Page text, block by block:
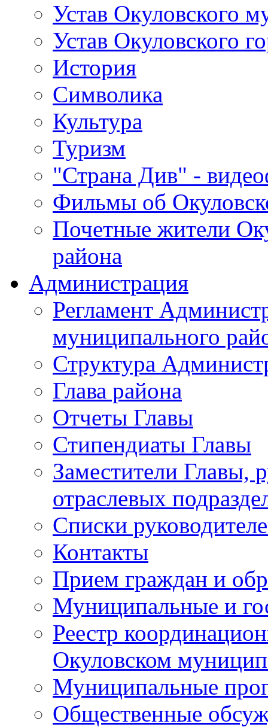
Устав Окуловского
Устав Окуловского
История
Символика
Культура
Туризм
"Страна Див" -
Фильмы об
Почетные жители
района
Администрация
Регламент
муниципального
Структура
Глава района
Отчеты Главы
Стипендиаты Главы
Заместители Главы,
отраслевых
Списки
Контакты
Прием граждан и
Муниципальные и
Реестр
Окуловском
Муниципальные
Общественные